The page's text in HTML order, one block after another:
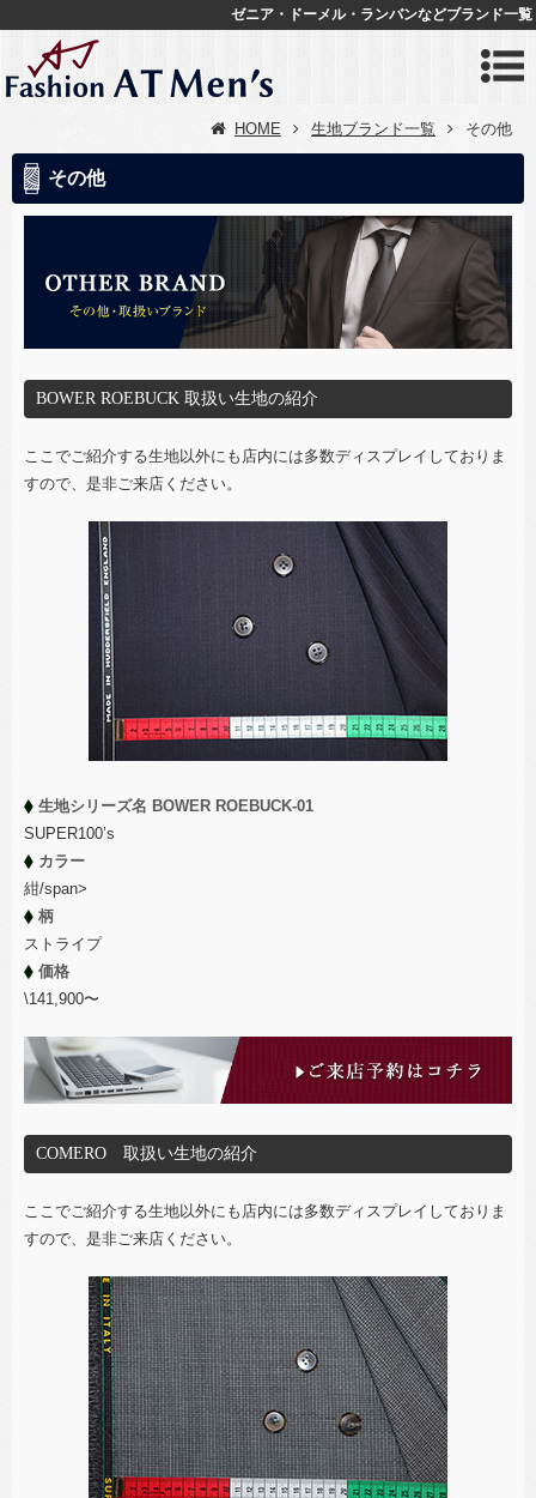
ゼニア・ドーメル・ランバンなどブランド一覧
HOME 生地ブランド一覧 その他
その他
BOWER ROEBUCK 取扱い生地の紹介
ここでご紹介する生地以外にも店内には多数ディスプレイしておりま
すので、是非ご来店ください。
生地シリーズ名 BOWER ROEBUCK-01
SUPER100’s
カラー
紺/span>
柄
ストライプ
価格
\141,900〜
COMERO 取扱い生地の紹介
ここでご紹介する生地以外にも店内には多数ディスプレイしておりま
すので、是非ご来店ください。